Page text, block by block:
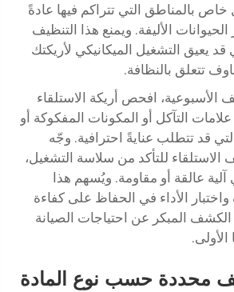
بالمناطق التي تتراكم فيها عادةً
الأليفة. ويمنع هذا التنظيف
قد يعيق التشغيل الميكانيكي لأريكتك
تتعلق بالنظافة.
الأسبوعية، افحص أريكة الاستلقاء
التآكل أو المكونات المفكوكة أو
قد تتطلب عنايةً احترافية. وجّه
الاستلقاء للتأكد من سلاسة التشغيل،
عالقة أو مقاومة. ويُسهم هذا
الأداء في الحفاظ على كفاءة
الكشف المبكر عن احتياجات الصيانة
محددة حسب نوع المادة